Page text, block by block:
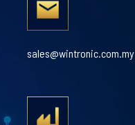
sales@wintronic.com.my